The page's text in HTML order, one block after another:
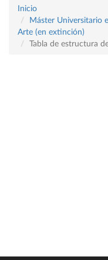
Inicio
Máster Universitario
Arte (en extinción)
Tabla de estructura